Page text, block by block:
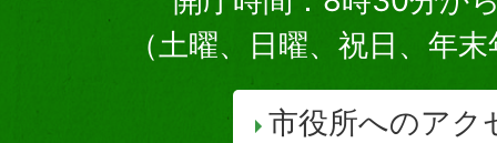
（土曜、日曜、祝日、年
市役所へのアク